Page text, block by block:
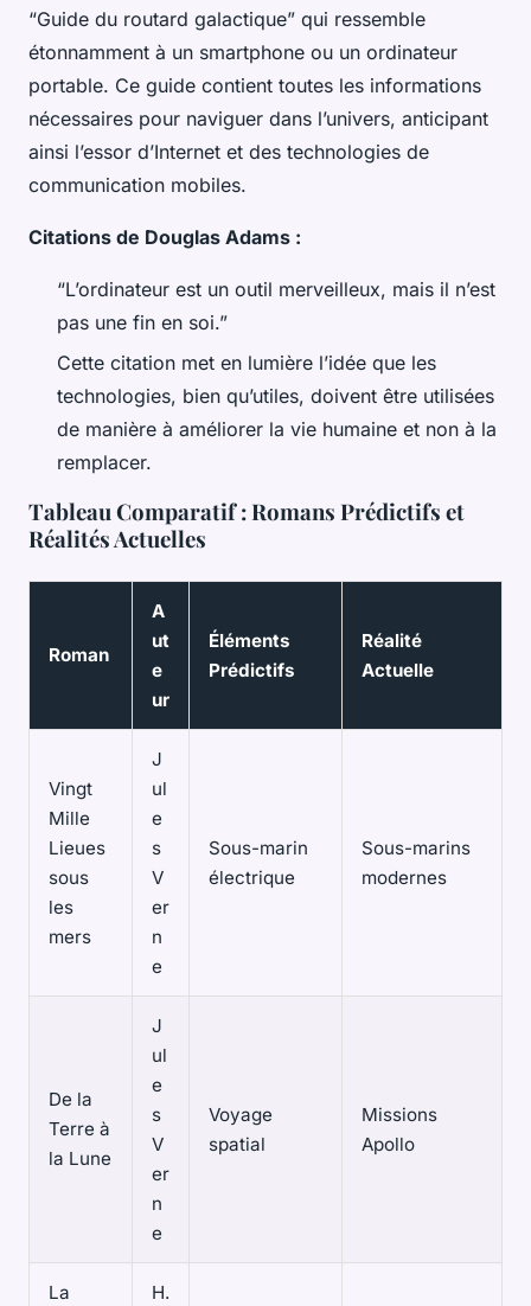
“Guide du routard galactique” qui ressemble
étonnamment à un smartphone ou un ordinateur
portable. Ce guide contient toutes les informations
nécessaires pour naviguer dans l’univers, anticipant
ainsi l’essor d’Internet et des technologies de
communication mobiles.
Citations de Douglas Adams :
“L’ordinateur est un outil merveilleux, mais il n’est
pas une fin en soi.”
Cette citation met en lumière l’idée que les
technologies, bien qu’utiles, doivent être utilisées
de manière à améliorer la vie humaine et non à la
remplacer.
Tableau Comparatif : Romans Prédictifs et
Réalités Actuelles
Roman
A
ut
e
ur
Éléments
Prédictifs
Réalité
Actuelle
Vingt
Mille
Lieues
sous
les
mers
J
ul
e
s
V
er
n
e
Sous-marin
électrique
Sous-marins
modernes
De la
Terre à
la Lune
J
ul
e
s
V
er
n
e
Voyage
spatial
Missions
Apollo
La
H.